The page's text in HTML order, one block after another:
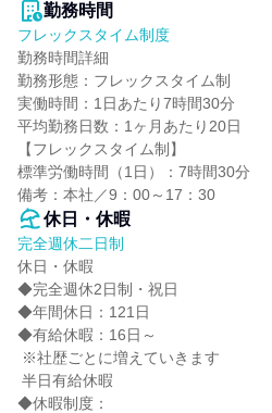
勤務時間
フレックスタイム制度
勤務時間詳細
勤務形態：フレックスタイム制
実働時間：1日あたり7時間30分
平均勤務日数：1ヶ月あたり20日
【フレックスタイム制】
標準労働時間（1日）：7時間30分
備考：本社／9：00～17：30
休日・休暇
完全週休二日制
休日・休暇
◆完全週休2日制・祝日
◆年間休日：121日
◆有給休暇：16日～
◆休暇制度：